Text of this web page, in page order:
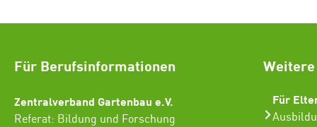
Für Berufsinformationen
Zentralverband Gartenbau e.V.
Referat: Bildung und Forschung
Für